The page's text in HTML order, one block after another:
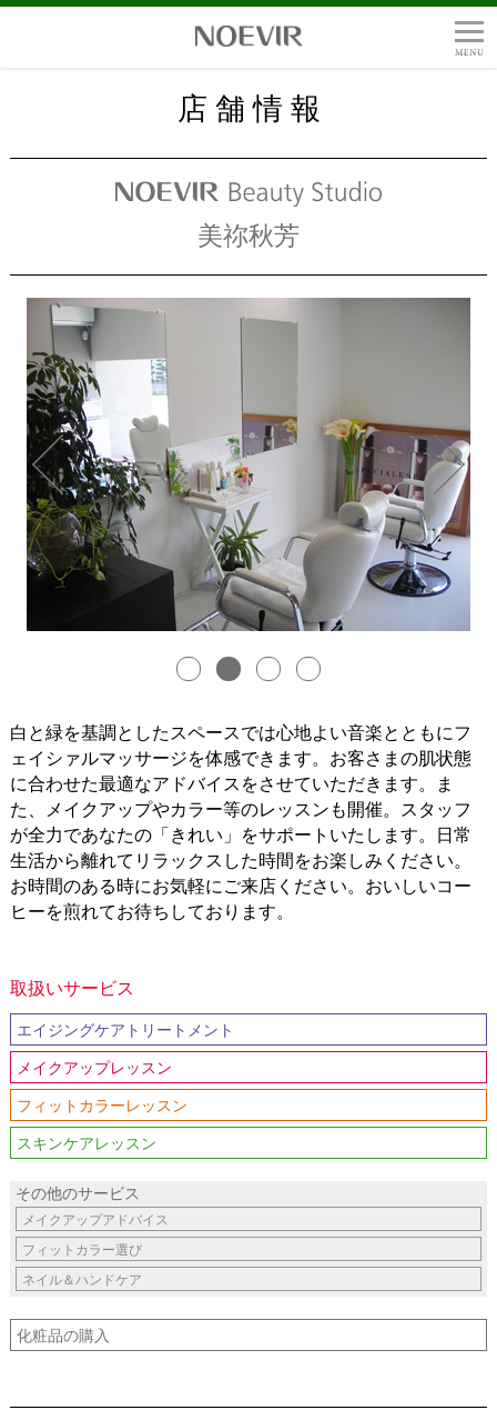
店 舗 情 報
美祢秋芳
白と緑を基調としたスペースでは心地よい音楽とともにフ
ェイシァルマッサージを体感できます。お客さまの肌状態
に合わせた最適なアドバイスをさせていただきます。ま
た、メイクアップやカラー等のレッスンも開催。スタッフ
が全力であなたの「きれい」をサポートいたします。日常
生活から離れてリラックスした時間をお楽しみください。
お時間のある時にお気軽にご来店ください。おいしいコー
ヒーを煎れてお待ちしております。
取扱いサービス
エイジングケアトリートメント
メイクアップレッスン
フィットカラーレッスン
スキンケアレッスン
その他のサービス
メイクアップアドバイス
フィットカラー選び
ネイル＆ハンドケア
化粧品の購入